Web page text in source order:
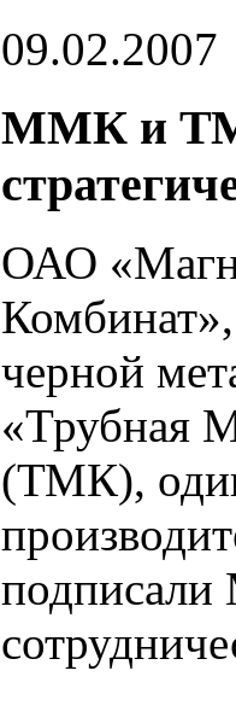
09.02.2007
ММК и
ОАО
черной
«Трубная
(ТМК),
подписали